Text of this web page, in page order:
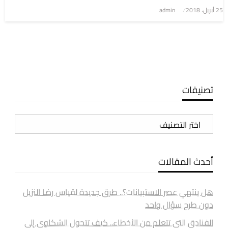
نُشر
25 أبريل، 2018 admin
تصنيفات
تصنيفات
أحدث المقالات
هل ينتهي عصر الاستبيانات؟.. طرق جديدة لقياس رضا النزيل
دون طرح سؤال واحد
الفنادق التي تتعلم من الأخطاء.. كيف تتحول الشكاوى إلى